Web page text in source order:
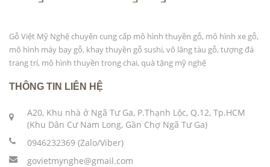
Gỗ Việt Mỹ Nghệ chuyên cung cấp mô hình thuyền gỗ, mô hình xe gỗ,
mô hình máy bay gỗ, khay thuyền gỗ sushi, vô lăng tàu gỗ, tượng đá
trang trí, mô hình thuyền trong chai, quà tặng mỹ nghệ
THÔNG TIN LIÊN HỆ
A20, Khu nhà ở Ngã Tư Ga, P.Thạnh Lộc, Q.12, Tp.HCM
(Khu Dân Cư Nam Long, Gần Chợ Ngã Tư Ga)
0946232369 (Zalo/Viber)
govietmynghe@gmail.com